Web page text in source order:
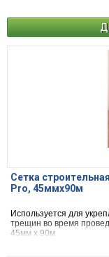
Сетка
Pro, 45ммх90м
Используется для
трещин во время
45мм х 90м